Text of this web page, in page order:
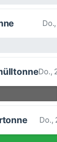
Do.,
Do.,